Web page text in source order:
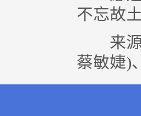
不忘故
来
蔡敏婕)